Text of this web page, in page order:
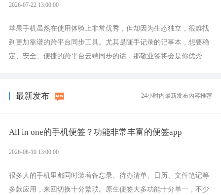
2026-07-22 13:00:00
苹果手机虽然在使用体验上非常优秀，但却因为生态独立，很难找
到更加靠谱的跨平台同步工具。尤其是随手记录的记事本，想要稳
定、安全、便捷的跨平台云端同步的话，那敬业签将会是你优秀的
最新发布 24小时内最新发布内容推荐
All in one的手机便签？功能非常丰富的便签app
2026-08-10 13:00:00
很多人的手机里都同时装着备忘录、待办清单、日历、文件笔记等
多款应用，来回切换十分繁琐。原生便签大多功能十分单一，不少